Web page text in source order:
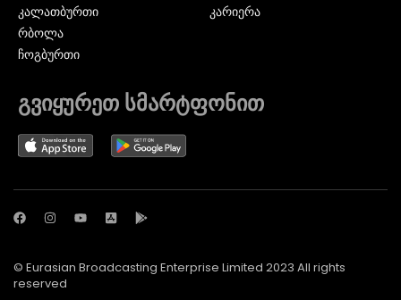
ᲙᲐᲚᲐᲗᲑᲣᲠᲗᲘ
ᲠᲑᲝᲚᲐ
ᲩᲝᲒᲑᲣᲠᲗᲘ
კარიერა
გვიყურეთ სმარტფონით
© Eurasian Broadcasting Enterprise Limited 2023 All rights
reserved